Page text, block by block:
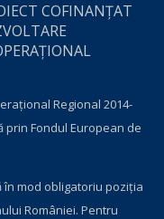
COFINANȚAT
Regional 2014-
prin Fondul European de
mod obligatoriu poziţia
României. Pentru